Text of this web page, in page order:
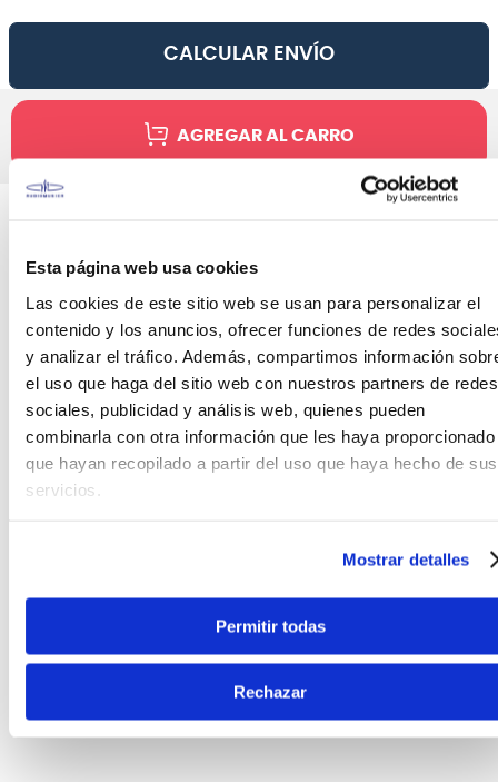
Esta página web usa cookies
Las cookies de este sitio web se usan para personalizar el
contenido y los anuncios, ofrecer funciones de redes
y analizar el tráfico. Además, compartimos información
el uso que haga del sitio web con nuestros partners de redes
sociales, publicidad y análisis web, quienes pueden
combinarla con otra información que les haya proporcionado
que hayan recopilado a partir del uso que haya hecho de sus
servicios.
Mostrar detalles
Permitir todas
Rechazar
CALCULAR ENVÍO
AGREGAR AL CARRO
Canales de venta y asesoría
WhatsApp
CARACTERÍSTICAS DEL PRODUCTO
Juego de cuerdasD'Addario EJ88UBdiseñadas
para su uso con Ukulele bajo estándar.
EADG estándar. Desarrolladas en colaboración con
para ofrecer una combinación óptima de tono
cálido, pero con garra, cómoda ejecución,
entonación precisa y estabilidad en la afinación